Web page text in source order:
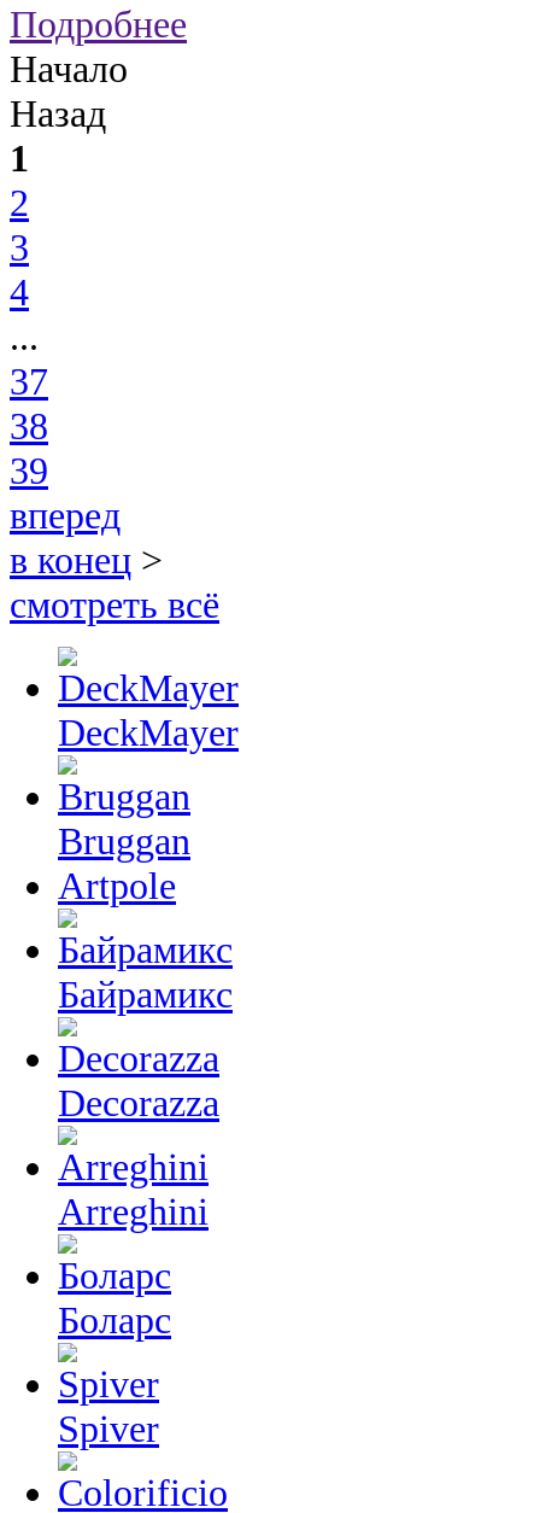
Подробнее
Начало
Назад
1
2
3
4
...
37
38
39
вперед
в конец >
смотреть всё
DeckMayer
Bruggan
Artpole
Байрамикс
Decorazza
Arreghini
Боларс
Spiver